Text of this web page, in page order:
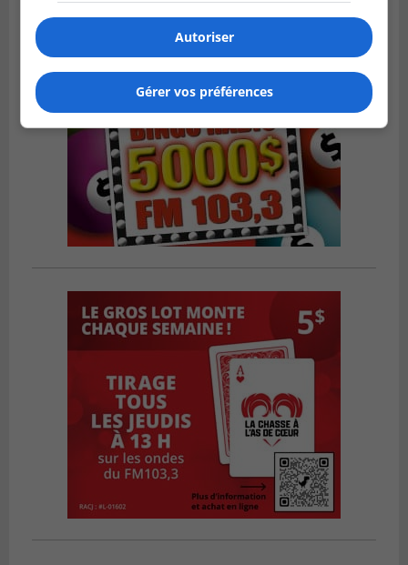
Autoriser
Gérer vos préférences